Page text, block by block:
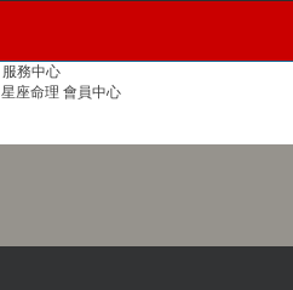
服務中心
星座命理 會員中心